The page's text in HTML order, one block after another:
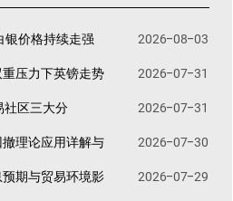
银价格持续走强
2026-08-03
压力下英镑走势
2026-07-31
区三大分
2026-07-31
理论应用详解与
2026-07-30
期与贸易环境影
2026-07-29